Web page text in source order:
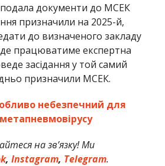
документи до МСЕК
призначили на 2025-й,
до визначеного закладу
працюватиме експертна
засідання у той самий
призначили МСЕК.
небезпечний для
на зв’язку! Ми
, Instagram, Telegram.